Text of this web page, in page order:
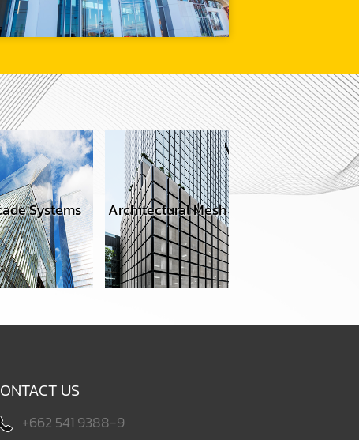
Mesh Seatings
Raised
US
+662 541 9388-9